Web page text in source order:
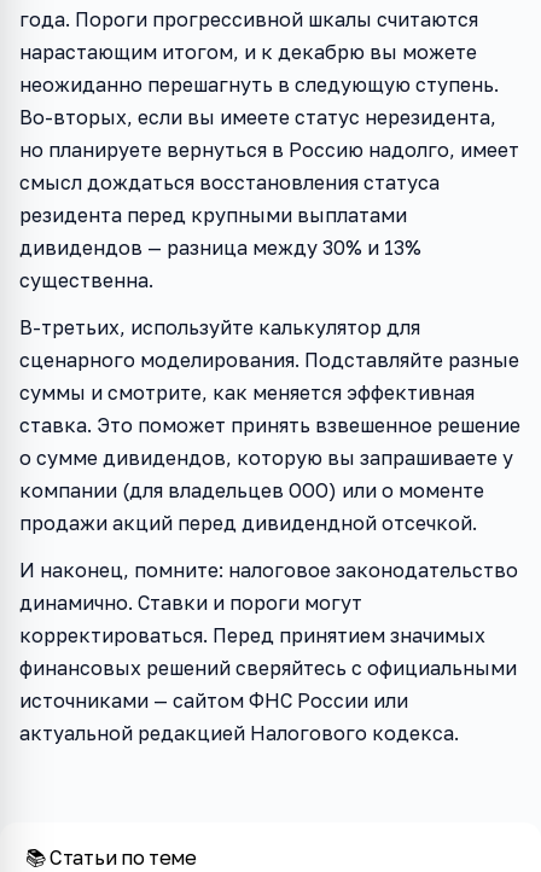
года. Пороги прогрессивной шкалы считаются
нарастающим итогом, и к декабрю вы можете
неожиданно перешагнуть в следующую ступень.
Во-вторых, если вы имеете статус нерезидента,
но планируете вернуться в Россию надолго, имеет
смысл дождаться восстановления статуса
резидента перед крупными выплатами
дивидендов — разница между 30% и 13%
существенна.
В-третьих, используйте калькулятор для
сценарного моделирования. Подставляйте разные
суммы и смотрите, как меняется эффективная
ставка. Это поможет принять взвешенное решение
о сумме дивидендов, которую вы запрашиваете у
компании (для владельцев ООО) или о моменте
продажи акций перед дивидендной отсечкой.
И наконец, помните: налоговое законодательство
динамично. Ставки и пороги могут
корректироваться. Перед принятием значимых
финансовых решений сверяйтесь с официальными
источниками — сайтом ФНС России или
актуальной редакцией Налогового кодекса.
📚 Статьи по теме